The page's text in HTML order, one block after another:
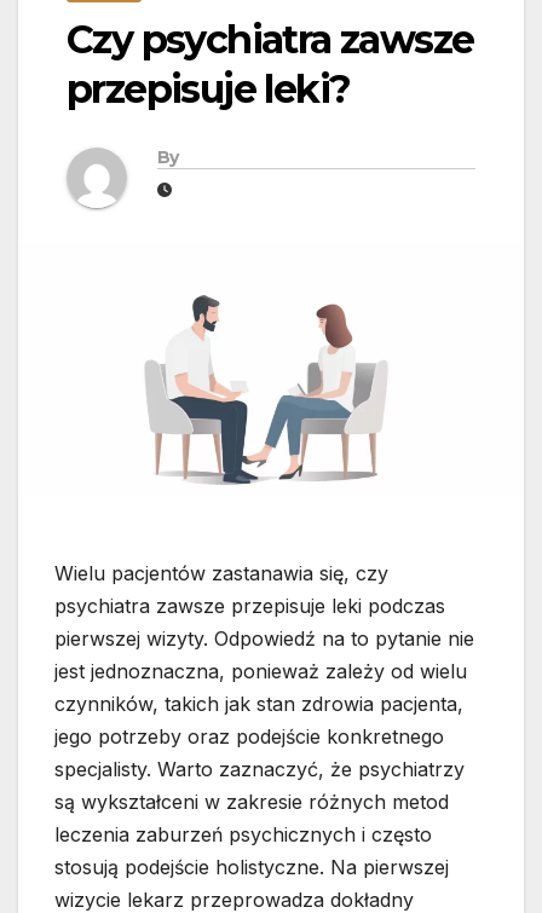
Czy psychiatra zawsze
przepisuje leki?
By
Wielu pacjentów zastanawia się, czy
psychiatra zawsze przepisuje leki podczas
pierwszej wizyty. Odpowiedź na to pytanie nie
jest jednoznaczna, ponieważ zależy od wielu
czynników, takich jak stan zdrowia pacjenta,
jego potrzeby oraz podejście konkretnego
specjalisty. Warto zaznaczyć, że psychiatrzy
są wykształceni w zakresie różnych metod
leczenia zaburzeń psychicznych i często
stosują podejście holistyczne. Na pierwszej
wizycie lekarz przeprowadza dokładny